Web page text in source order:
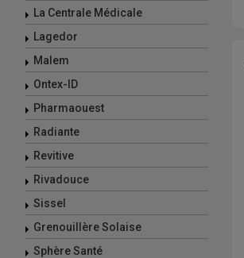
La Centrale Médicale
Lagedor
Malem
Ontex-ID
Pharmaouest
Radiante
Revitive
Rivadouce
Sissel
Grenouillère Solaise
Sphère Santé